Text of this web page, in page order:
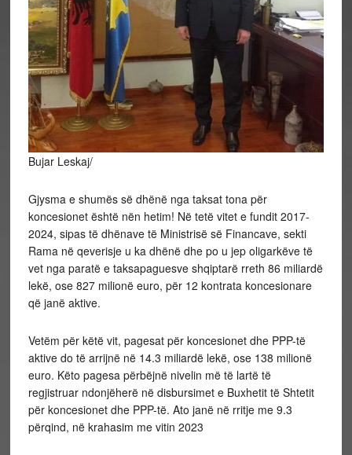
Bujar Leskaj/
Gjysma e shumës së dhënë nga taksat tona për
koncesionet është nën hetim! Në tetë vitet e fundit 2017-
2024, sipas të dhënave të Ministrisë së Financave, sekti
Rama në qeverisje u ka dhënë dhe po u jep oligarkëve të
vet nga paratë e taksapaguesve shqiptarë rreth 86 miliardë
lekë, ose 827 milionë euro, për 12 kontrata koncesionare
që janë aktive.
Vetëm për këtë vit, pagesat për koncesionet dhe PPP-të
aktive do të arrijnë në 14.3 miliardë lekë, ose 138 milionë
euro. Këto pagesa përbëjnë nivelin më të lartë të
regjistruar ndonjëherë në disbursimet e Buxhetit të Shtetit
për koncesionet dhe PPP-të. Ato janë në rritje me 9.3
përqind, në krahasim me vitin 2023